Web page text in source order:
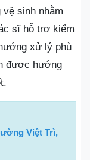
sinh nhằm
sĩ hỗ trợ kiểm
xử lý phù
được hướng
Việt Trì,